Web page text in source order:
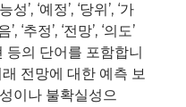
’, ‘예정’, ‘당위’, ‘가
’, ‘추정’, ‘전망’, ‘의도’
등의 단어를 포함합니
전망에 대한 예측 보
이나 불확실성으